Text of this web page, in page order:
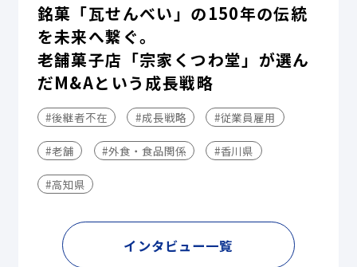
銘菓「瓦せんべい」の150年の伝統
を未来へ繋ぐ。
老舗菓子店「宗家くつわ堂」が選ん
だM&Aという成長戦略
#後継者不在 #成長戦略 #従業員雇用
#老舗 #外食・食品関係 #香川県
#高知県
インタビュー一覧